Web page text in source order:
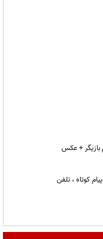
بازیگر + عکس
کوتاه ، تلفن